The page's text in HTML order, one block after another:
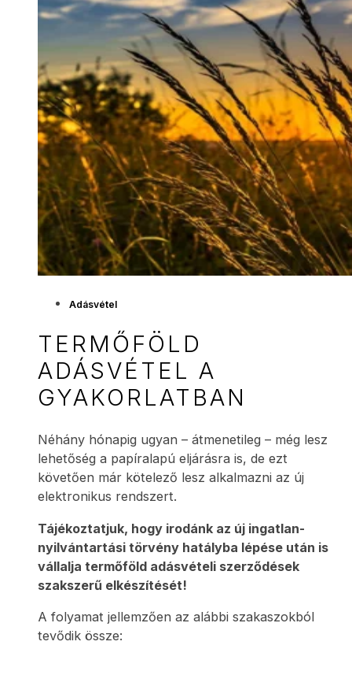
Adásvétel
TERMŐFÖLD
ADÁSVÉTEL A
GYAKORLATBAN
Néhány hónapig ugyan – átmenetileg – még lesz
lehetőség a papíralapú eljárásra is, de ezt
követően már kötelező lesz alkalmazni az új
elektronikus rendszert.
Tájékoztatjuk, hogy irodánk az új ingatlan-
nyilvántartási törvény hatályba lépése után is
vállalja termőföld adásvételi szerződések
szakszerű elkészítését!
A folyamat jellemzően az alábbi szakaszokból
tevődik össze: